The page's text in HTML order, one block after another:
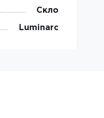
Скло
Luminarc